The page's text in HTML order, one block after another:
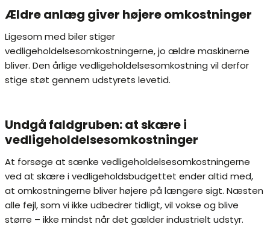
Ældre anlæg giver højere omkostninger
Ligesom med biler stiger
vedligeholdelsesomkostningerne, jo ældre maskinerne
bliver. Den årlige vedligeholdelsesomkostning vil derfor
stige støt gennem udstyrets levetid.
Undgå faldgruben: at skære i
vedligeholdelsesomkostninger
At forsøge at sænke vedligeholdelsesomkostningerne
ved at skære i vedligeholdsbudgettet ender altid med,
at omkostningerne bliver højere på længere sigt. Næsten
alle fejl, som vi ikke udbedrer tidligt, vil vokse og blive
større – ikke mindst når det gælder industrielt udstyr.